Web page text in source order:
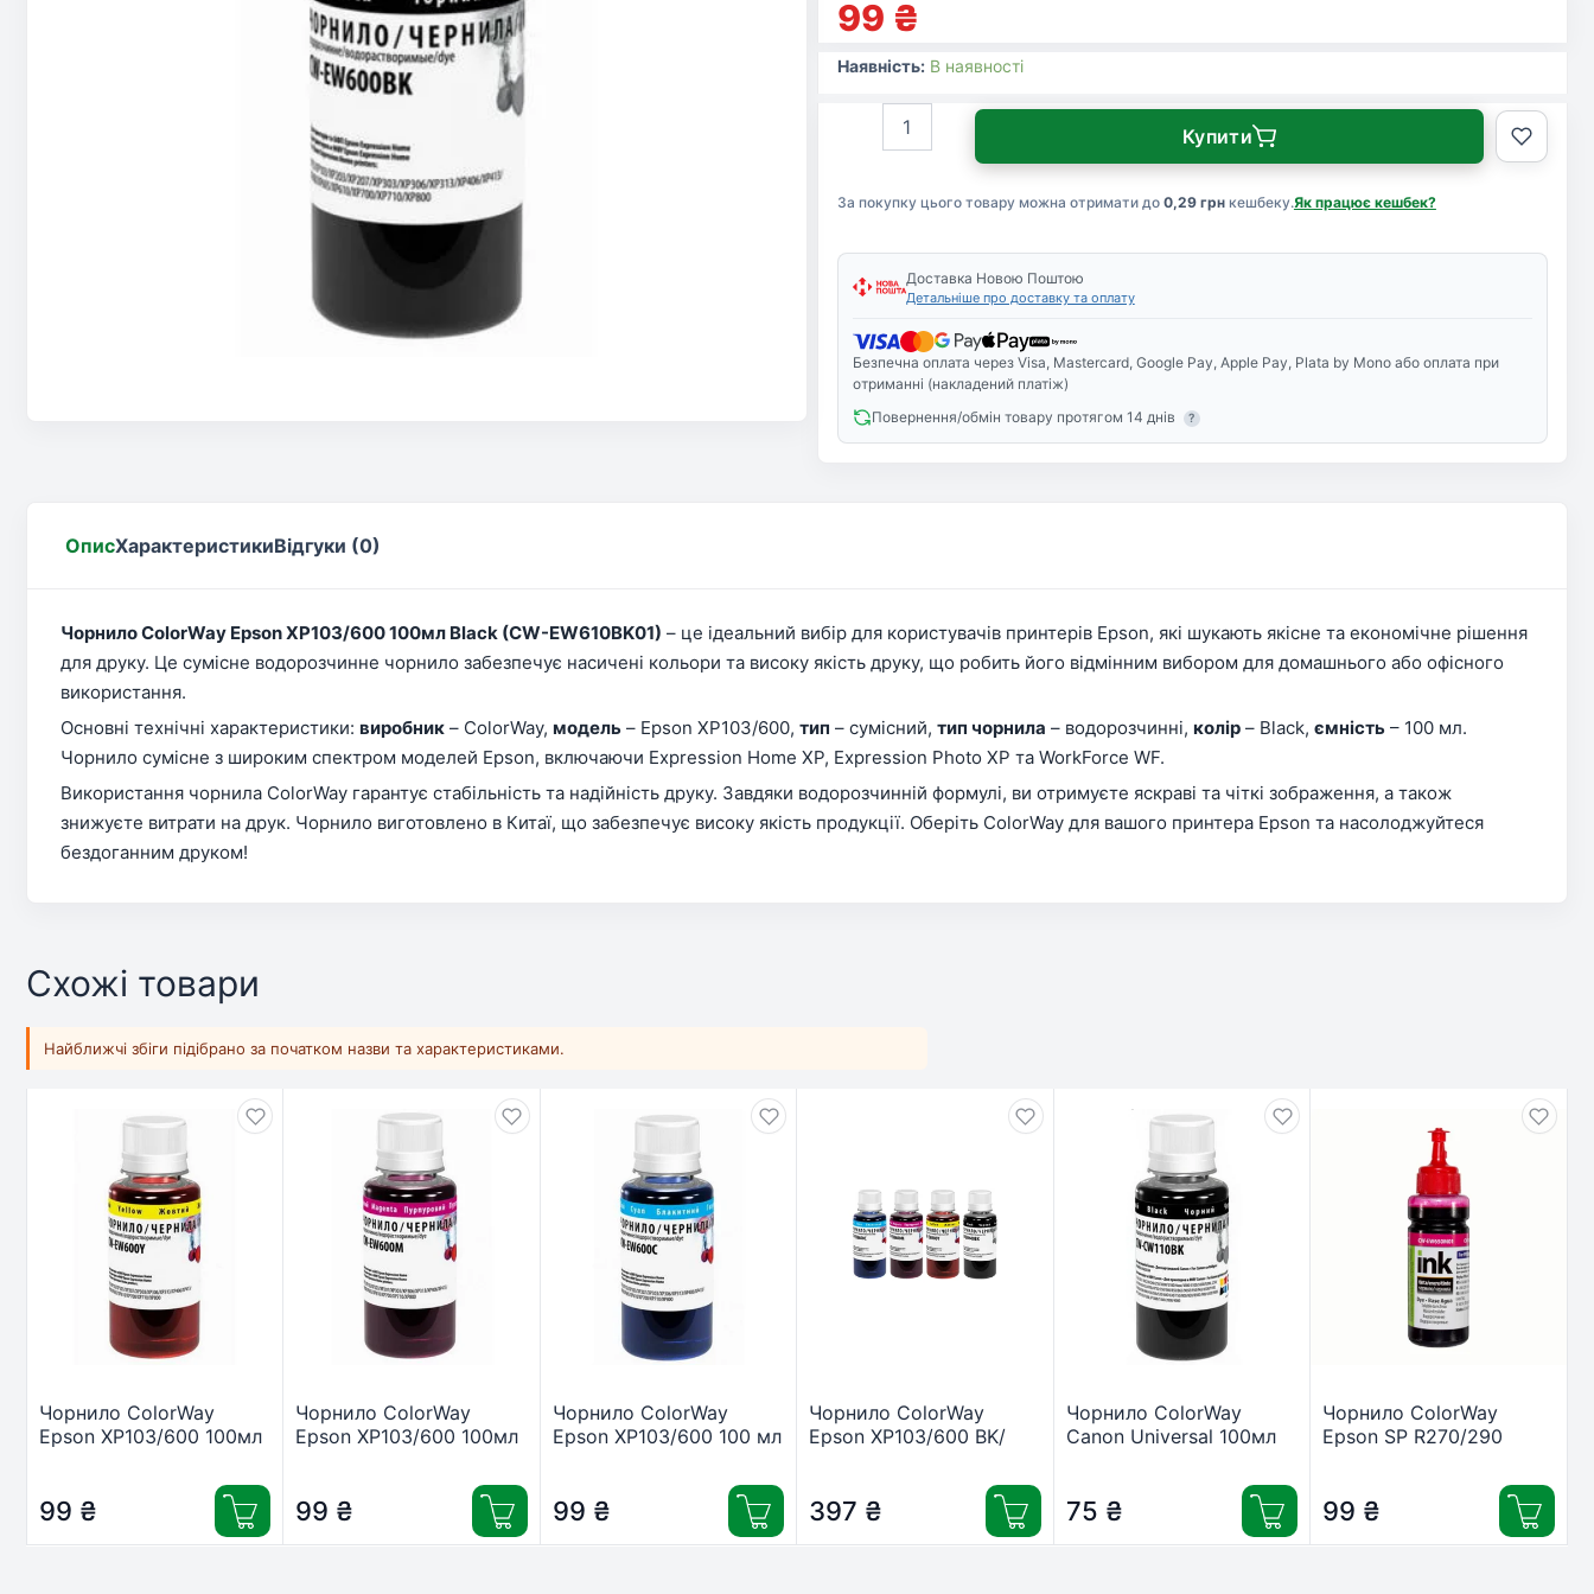
99 ₴
Наявність: В наявності
За покупку цього товару можна отримати до 0,29 грнкешбеку.Як працює кешбек?
ColorWay
100мл
(CW-
EW610BK01)
кількість
Купити
Доставка Новою Поштою
Детальніше про доставку та оплату
Безпечна оплата через Visa, Mastercard, Google Pay, Apple Pay, Plata by Mono або оплата при
отриманні (накладений платіж)
Повернення/обмін товару протягом 14 днів
?
ОписХарактеристикиВідгуки (0)
Чорнило ColorWay Epson XP103/600 100мл Black (CW-EW610BK01) – це ідеальний вибір для користувачів принтерів Epson, які шукають якісне та економічне рішення
для друку. Це сумісне водорозчинне чорнило забезпечує насичені кольори та високу якість друку, що робить його відмінним вибором для домашнього або офісного
використання.
Основні технічні характеристики: виробник – ColorWay, модель – Epson XP103/600, тип – сумісний, тип чорнила – водорозчинні, колір – Black, ємність – 100 мл.
Чорнило сумісне з широким спектром моделей Epson, включаючи Expression Home XP, Expression Photo XP та WorkForce WF.
Використання чорнила ColorWay гарантує стабільність та надійність друку. Завдяки водорозчинній формулі, ви отримуєте яскраві та чіткі зображення, а також
знижуєте витрати на друк. Чорнило виготовлено в Китаї, що забезпечує високу якість продукції. Оберіть ColorWay для вашого принтера Epson та насолоджуйтеся
бездоганним друком!
Схожі товари
Найближчі збіги підібрано за початком назви та характеристиками.
Чорнило ColorWay
Epson XP103/600 100мл
99 ₴
Чорнило ColorWay
Epson XP103/600 100мл
99 ₴
Чорнило ColorWay
Epson XP103/600 100 мл
99 ₴
Чорнило ColorWay
Epson XP103/600 BK/
397 ₴
Чорнило ColorWay
Canon Universal 100мл
75 ₴
Чорнило ColorWay
Epson SP R270/290
Magen (CW-EW650M01)
99 ₴